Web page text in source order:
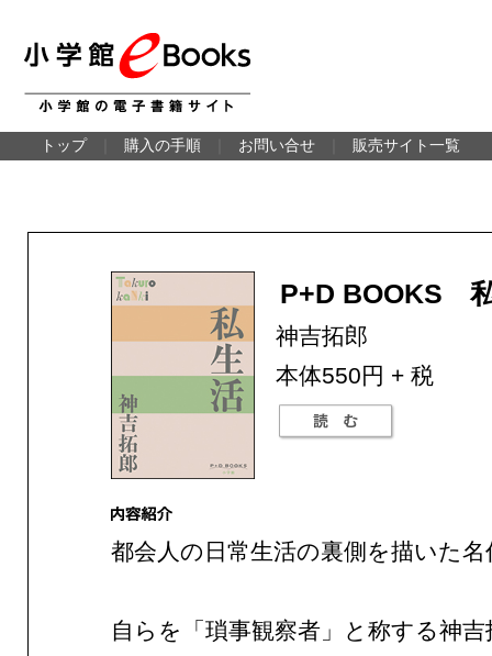
トップ 購入の手順 お問い合せ 販売サイト一覧
P+D BOOKS
神吉拓郎
本体550円 + 税
都会人の日常生活の裏側を描いた名
自らを「瑣事観察者」と称する神